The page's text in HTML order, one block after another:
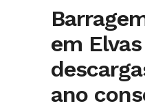
em
ano